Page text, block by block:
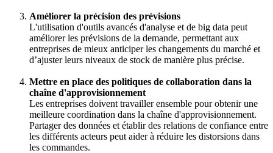
Améliorer la précision des prévisions
L'utilisation d'outils avancés d'analyse et de big data peut
améliorer les prévisions de la demande, permettant aux
entreprises de mieux anticiper les changements du marché et
d’ajuster leurs niveaux de stock de manière plus précise.
Mettre en place des politiques de collaboration dans la
chaîne d'approvisionnement
Les entreprises doivent travailler ensemble pour obtenir une
meilleure coordination dans la chaîne d'approvisionnement.
Partager des données et établir des relations de confiance entre
les différents acteurs peut aider à réduire les distorsions dans
les commandes.